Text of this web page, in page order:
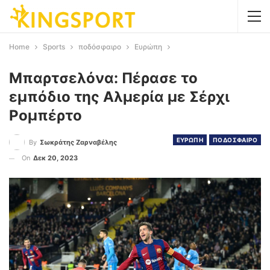
Home Sports ποδόσφαιρο Ευρώπη
Μπαρτσελόνα: Πέρασε το
εμπόδιο της Αλμερία με Σέρχι
Ρομπέρτο
ΕΥΡΩΠΗ ΠΟΔΟΣΦΑΙΡΟ
By Σωκράτης Ζαρναβέλης
On Δεκ 20, 2023